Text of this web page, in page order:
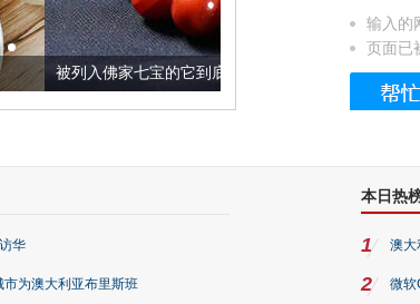
七宝的它到底有多美？
输入的
页面已
华
为澳大利亚布里斯班
本日热
1 澳大
2 微软